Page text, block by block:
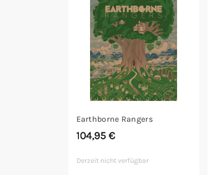
Earthborne Rangers
104,95€
Derzeit nicht verfügbar